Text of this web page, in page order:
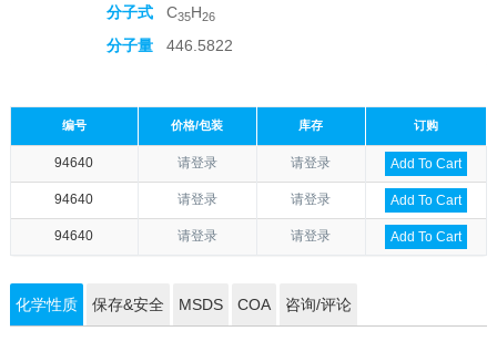
分子式
C35H26
分子量 446.5822
编号 价格/包装 库存 订购
94640 请登录 请登录 Add To Cart
94640 请登录 请登录 Add To Cart
94640 请登录 请登录 Add To Cart
化学性质 保存&安全 MSDS COA 咨询/评论